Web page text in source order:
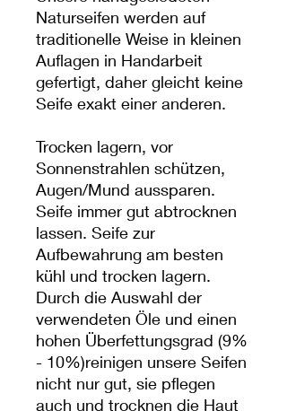
Naturseifen werden auf
traditionelle Weise in kleinen
Auflagen in Handarbeit
gefertigt, daher gleicht keine
Seife exakt einer anderen.
Trocken lagern, vor
Sonnenstrahlen schützen,
Augen/Mund aussparen.
Seife immer gut abtrocknen
lassen. Seife zur
Aufbewahrung am besten
kühl und trocken lagern.
Durch die Auswahl der
verwendeten Öle und einen
hohen Überfettungsgrad (9%
- 10%)reinigen unsere Seifen
nicht nur gut, sie pflegen
auch und trocknen die Haut